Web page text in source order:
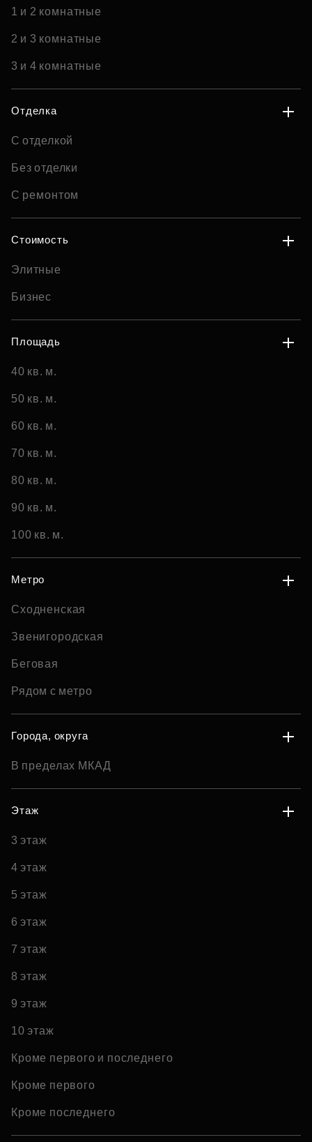
1 и 2 комнатные
2 и 3 комнатные
3 и 4 комнатные
Отделка
С отделкой
Без отделки
С ремонтом
Стоимость
Элитные
Бизнес
Площадь
40 кв. м.
50 кв. м.
60 кв. м.
70 кв. м.
80 кв. м.
90 кв. м.
100 кв. м.
Метро
Сходненская
Звенигородская
Беговая
Рядом с метро
Города, округа
В пределах МКАД
Этаж
3 этаж
4 этаж
5 этаж
6 этаж
7 этаж
8 этаж
9 этаж
10 этаж
Кроме первого и последнего
Кроме первого
Кроме последнего